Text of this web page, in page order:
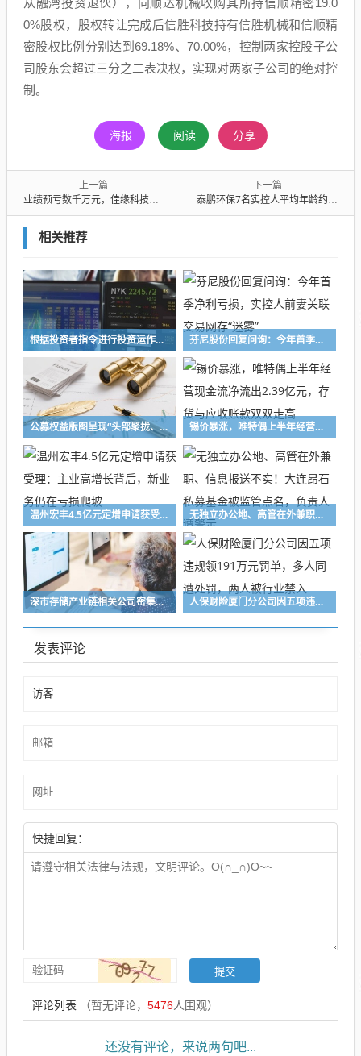
从融湾投资退伙），向顺达机械收购其所持信顺精密19.0
0%股权，股权转让完成后信胜科技持有信胜机械和信顺精
密股权比例分别达到69.18%、70.00%，控制两家控股子公
司股东会超过三分之二表决权，实现对两家子公司的绝对控
制。
海报 阅读 分享
上一篇
业绩预亏数千万元，佳缘科技实控人拟询价转让3%股份，一致行动人及持股平台刚套现超1亿元
下一篇
泰鹏环保7名实控人平均年龄约60岁，控制权稳定性等被追问
相关推荐
根据投资者指令进行投资运作！长兴万乘私募及时任副总经理收警示函 芬尼股份回复问询：今年首季净利亏损，实控人前妻关联交易网存“迷雾”
公募权益版图呈现“头部聚拢、中小深耕”格局 百亿级主动权益基金扩容至72只，16家公募主动权益规模突破千亿元 锡价暴涨，唯特偶上半年经营现金流净流出2.39亿元，存货与应收账款双双走高
温州宏丰4.5亿元定增申请获受理：主业高增长背后，新业务仍在亏损爬坡 无独立办公地、高管在外兼职、信息报送不实！大连昂石私募基金被监管点名，负责人遭警示
深市存储产业链相关公司密集释放积极信号，业界看好行业高景气度持续性 人保财险厦门分公司因五项违规领191万元罚单，多人同遭处罚，两人被行业禁入
发表评论
快捷回复：
评论列表 （暂无评论， 5476人围观）
还没有评论，来说两句吧...